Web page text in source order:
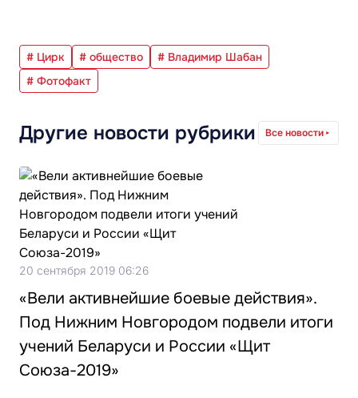
# Цирк # общество
# Владимир Шабан
# Фотофакт
Другие новости рубрики Все новости
20 сентября 2019 06:26
«Вели активнейшие боевые действия».
Под Нижним Новгородом подвели итоги
учений Беларуси и России «Щит
Союза-2019»